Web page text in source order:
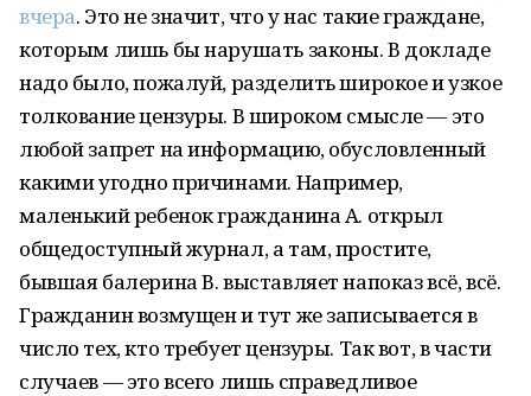
вчера. Это не значит, что у нас такие граждане,
которым лишь бы нарушать законы. В докладе
надо было, пожалуй, разделить широкое и узкое
толкование цензуры. В широком смысле — это
любой запрет на информацию, обусловленный
какими угодно причинами. Например,
маленький ребенок гражданина А. открыл
общедоступный журнал, а там, простите,
бывшая балерина В. выставляет напоказ всё, всё.
Гражданин возмущен и тут же записывается в
число тех, кто требует цензуры. Так вот, в части
случаев — это всего лишь справедливое